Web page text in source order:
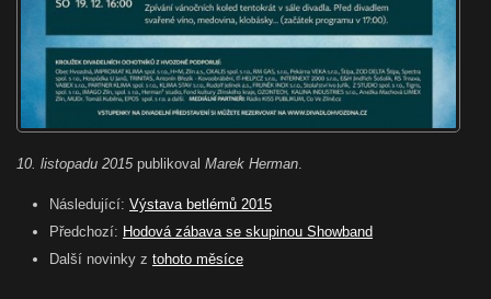
10. listopadu 2015publikoval Marek Herman
Následující: Výstava betlémů 2015
Předchozí: Hodová zábava se skupinou Showband
Další novinky z tohoto měsíce